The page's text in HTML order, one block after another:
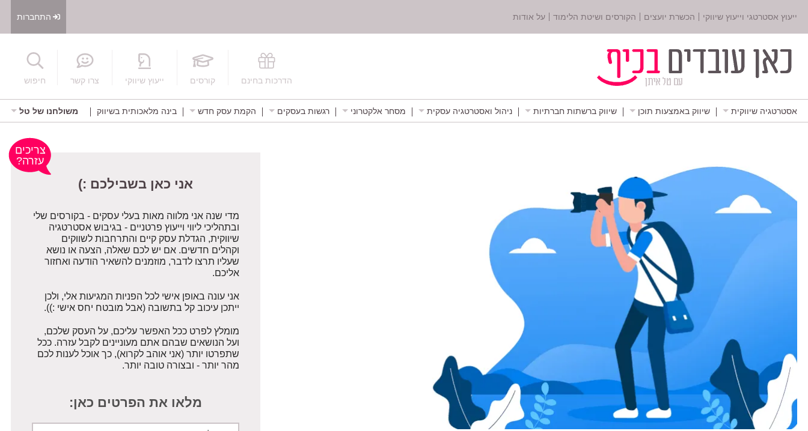
ייעוץ אסטרטגי וייעוץ שיווקי הכשרת יועצים הקורסים ושיטת הלימוד על אודות התחברות
הדרכות בחינם קורסים ייעוץ שיווקי צרו קשר חיפוש
אסטרטגיה שיווקית שיווק באמצעות תוכן שיווק ברשתות חברתיות ניהול ואסטרטגיה עסקית מסחר אלקטרוני רגשות בעסקים הקמת עסק חדש בינה מלאכותית בשיווק משולחנו של טל
אני כאן בשבילכם :)
מדי שנה אני מלווה מאות בעלי עסקים - בקורסים שלי
ובתהליכי ליווי וייעוץ פרטניים - בגיבוש אסטרטגיה
שיווקית, הגדלת עסק קיים והתרחבות לשווקים
וקהלים חדשים. אם יש לכם שאלה, הצעה או נושא
שעליו תרצו לדבר, מוזמנים להשאיר הודעה ואחזור
אליכם.
אני עונה באופן אישי לכל הפניות המגיעות אלי, ולכן
ייתכן עיכוב קל בתשובה (אבל מובטח יחס אישי :)).
מומלץ לפרט ככל האפשר עליכם, על העסק שלכם,
ועל הנושאים שבהם אתם מעוניינים לקבל עזרה. ככל
שתפרטו יותר (אני אוהב לקרוא), כך אוכל לענות לכם
מהר יותר - ובצורה טובה יותר.
מלאו את הפרטים כאן: